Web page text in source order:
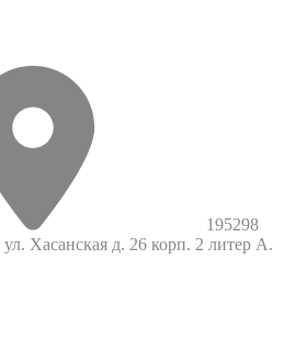
195298
Хасанская д. 26 корп. 2 литер А.